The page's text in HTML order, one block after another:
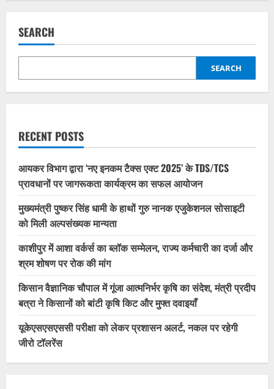
SEARCH
SEARCH
RECENT POSTS
आयकर विभाग द्वारा ‘नए इनकम टैक्स एक्ट 2025’ के TDS/TCS
प्रावधानों पर जागरूकता कार्यक्रम का सफल आयोजन
मुख्यमंत्री पुष्कर सिंह धामी के हाथों गुरु नानक एजुकेशनल सोसाइटी
को मिली अल्पसंख्यक मान्यता
काशीपुर में आशा वर्कर्स का ब्लॉक सम्मेलन, राज्य कर्मचारी का दर्जा और
श्रम शोषण पर रोक की मांग
किसान वैज्ञानिक चौपाल में गूंजा आत्मनिर्भर कृषि का संदेश, मंत्री प्रदीप
बत्रा ने किसानों को बांटी कृषि किट और मुफ्त दवाइयाँ
यूकेएसएसएससी परीक्षा को लेकर प्रशासन अलर्ट, नकल पर रहेगी
जीरो टॉलरेंस